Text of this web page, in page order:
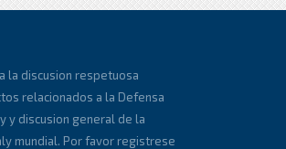
la discusion respetuosa
relacionados a la Defensa
y discusion general de la
mundial. Por favor registrese